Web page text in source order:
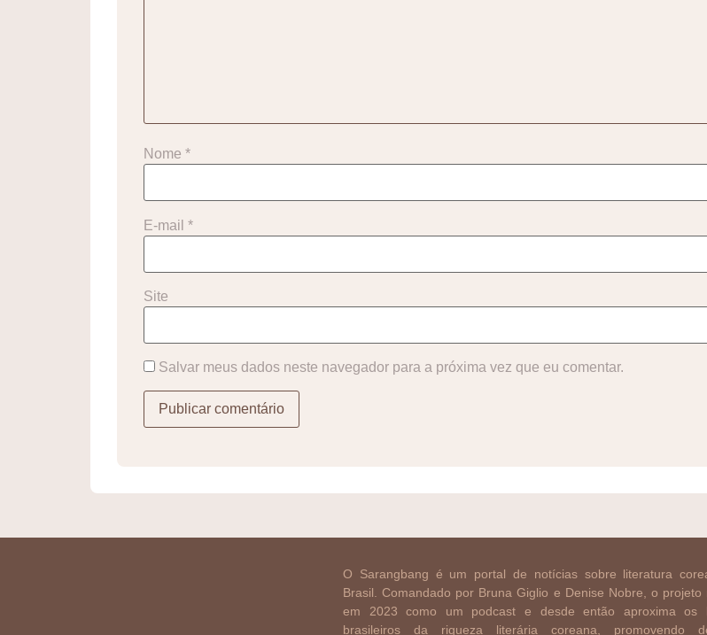
Nome *
E-mail *
Site
Salvar meus dados neste navegador para a próxima vez que eu comentar.
O Sarangbang é um portal de notícias sobre literatura
Brasil. Comandado por Bruna Giglio e Denise Nobre, o projeto
em 2023 como um podcast e desde então aproxima os
brasileiros da riqueza literária coreana, promovendo